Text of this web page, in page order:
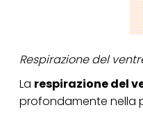
Respirazione del
La respirazione del
profondamente nella